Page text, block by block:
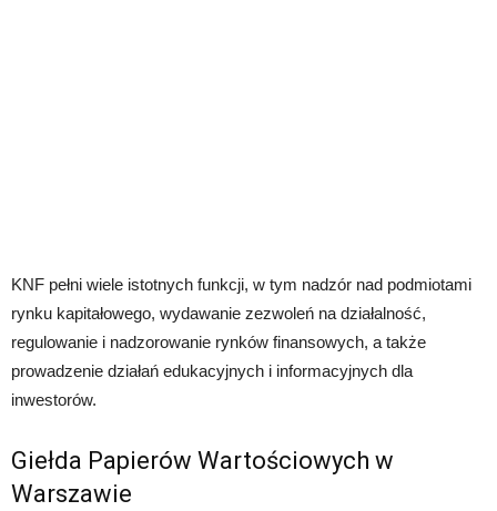
KNF pełni wiele istotnych funkcji, w tym nadzór nad podmiotami
rynku kapitałowego, wydawanie zezwoleń na działalność,
regulowanie i nadzorowanie rynków finansowych, a także
prowadzenie działań edukacyjnych i informacyjnych dla
inwestorów.
Giełda Papierów Wartościowych w
Warszawie